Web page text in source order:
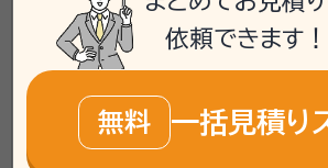
誠意をもってご対応させていただきま
い合わせください。
所属団体：福岡県行政書士会
福岡県大刀洗町に対応可能
JR荒木駅から徒歩16分（駐車場あ
福岡県久留米市荒木町白口500番
依頼できます！
無料 一括見積り